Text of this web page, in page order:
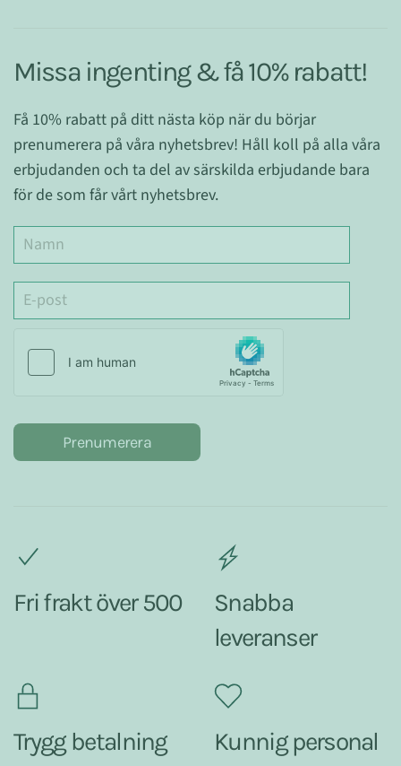
Missa ingenting & få 10% rabatt!
Få 10% rabatt på ditt nästa köp när du börjar
prenumerera på våra nyhetsbrev! Håll koll på alla våra
erbjudanden och ta del av särskilda erbjudande bara
för de som får vårt nyhetsbrev.
Prenumerera
Fri frakt över 500
Snabba
leveranser
Trygg betalning Kunnig personal